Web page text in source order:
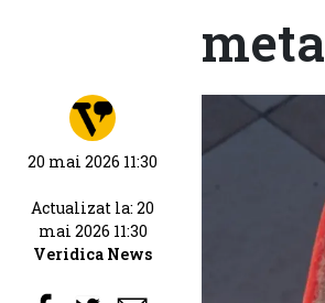
20 mai 2026 11:30
Actualizat la: 20
mai 2026 11:30
Veridica News